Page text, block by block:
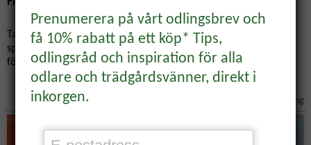
Ta tillvara frö från de exotiska frukterna i julens fruktskål. Ett
spännande, roligt och lönsamt sätt att skaffa nya växter till
fönsterbrädan.
Odling & skötsel/Förökning
BLI MEDLEM
Rabattkoden hittar du i mejlet du får som
bekräftelse på ditt medlemskap.
Redan medlem?Logga inför att se
Prenumerera på vårt odlingsbrev och
få 10% rabatt på ett köp* Tips,
odlingsråd och inspiration för alla
odlare och trädgårdsvänner, direkt i
inkorgen.